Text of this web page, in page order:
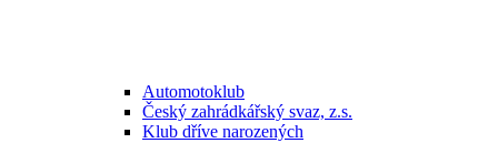
Automotoklub
Český zahrádkářský svaz, z.s.
Klub dříve narozených